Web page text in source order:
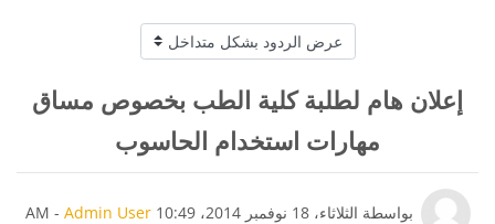
نمط العرض
إعلان هام لطلبة كلية الطب بخصوص مساق
مهارات استخدام الحاسوب
بواسطة الثلاثاء، 18 نوفمبر 2014، 10:49 AM - Admin User عدد الردود: 0